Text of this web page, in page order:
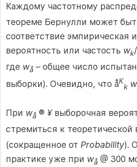
Каждому частотному
теореме Бернулли может
соответствие эмпирическая
вероятность или частость wk/
где wå – общее число
выборки). Очевидно, что åK
k w
При wå ® ¥выборочная
стремиться к теоретической
(сокращенное от Probability).
практике уже при wå @ 300